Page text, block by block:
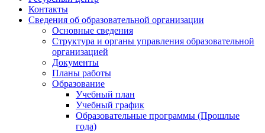
Контакты
Сведения об образовательной организации
Основные сведения
Структура и органы управления образовательной
организацией
Документы
Планы работы
Образование
Учебный план
Учебный график
Образовательные программы (Прошлые
года)